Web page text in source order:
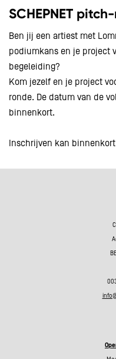
SCHEPNET
Ben jij een artiest met
podiumkans en je project
begeleiding?
Kom jezelf en je project
ronde. De datum van de
binnenkort.
Inschrijven kan